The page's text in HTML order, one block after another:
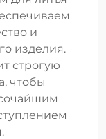
и
изделия.
строгую
чтобы